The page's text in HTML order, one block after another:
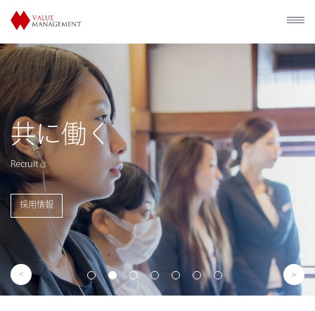
歴史的建造
利活用
Utilization of Historical Facilities
事業概要を見る